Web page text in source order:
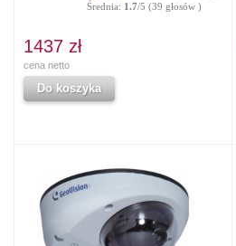
Średnia: 1.7/5 (39 głosów )
1437 zł
cena netto
Do koszyka